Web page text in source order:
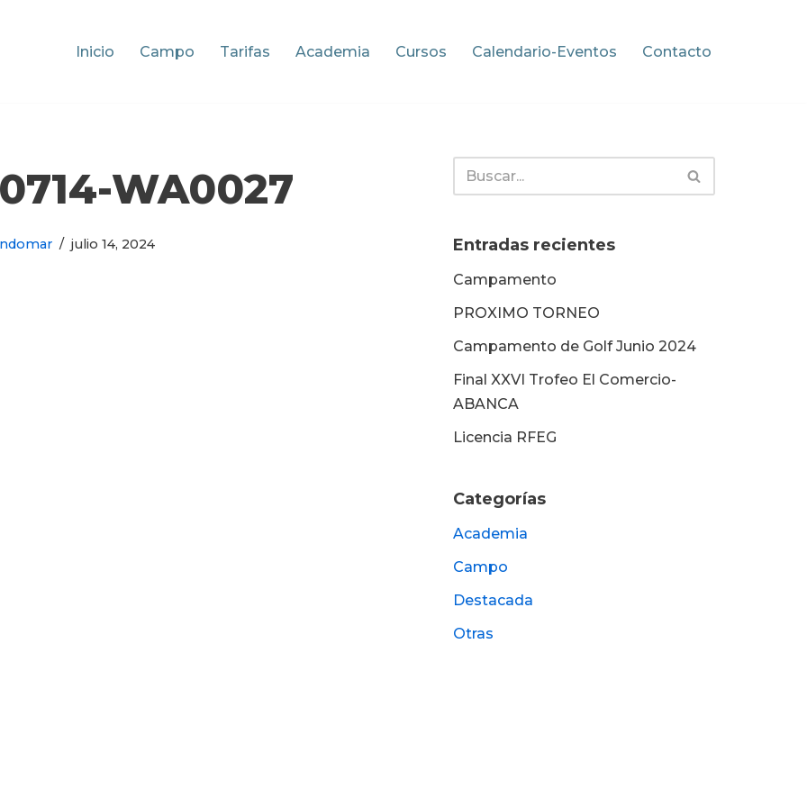
Inicio Campo Tarifas Academia Cursos Calendario-Eventos Contacto
WA0027
julio 14, 2024 Entradas recientes
Campamento
PROXIMO TORNEO
Campamento de Golf Junio 2024
Final XXVI Trofeo El Comercio-
ABANCA
Licencia RFEG
Categorías
Academia
Campo
Destacada
Otras